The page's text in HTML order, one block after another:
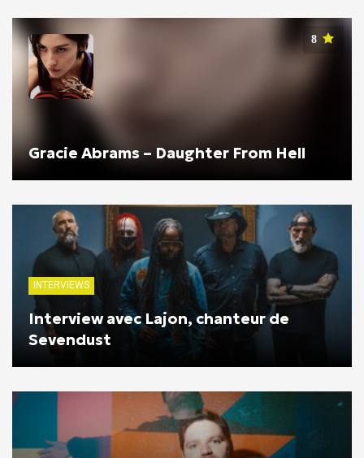
8
Gracie Abrams – Daughter From Hell
INTERVIEWS
Interview avec Lajon, chanteur de
Sevendust